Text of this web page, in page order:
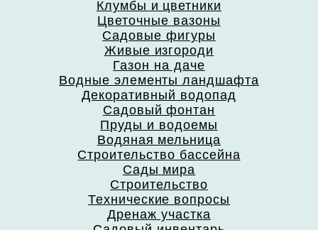
Клумбы и цветники
Цветочные вазоны
Садовые фигуры
Живые изгороди
Газон на даче
Водные элементы ландшафта
Декоративный водопад
Садовый фонтан
Пруды и водоемы
Водяная мельница
Строительство бассейна
Сады мира
Строительство
Технические вопросы
Дренаж участка